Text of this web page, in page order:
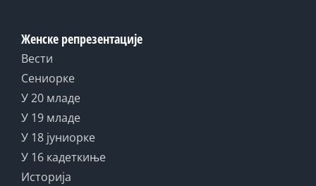
Женске репрезентације
Вести
Сениорке
У 20 младе
У 19 младе
У 18 јуниорке
У 16 кадеткиње
Историја